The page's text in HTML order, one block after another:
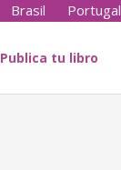
Brasil Portugal
Publica tu libro